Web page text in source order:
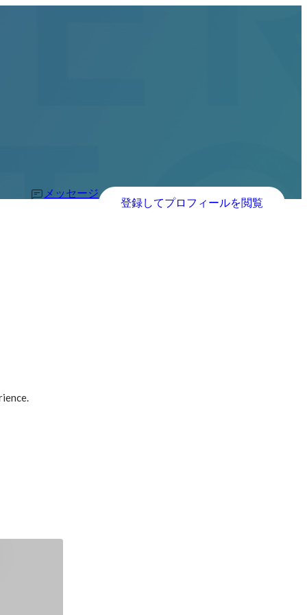
メッセージ
登録してプロフィールを閲覧
I want to make a difference by contributing to a company that creates a better life experience.